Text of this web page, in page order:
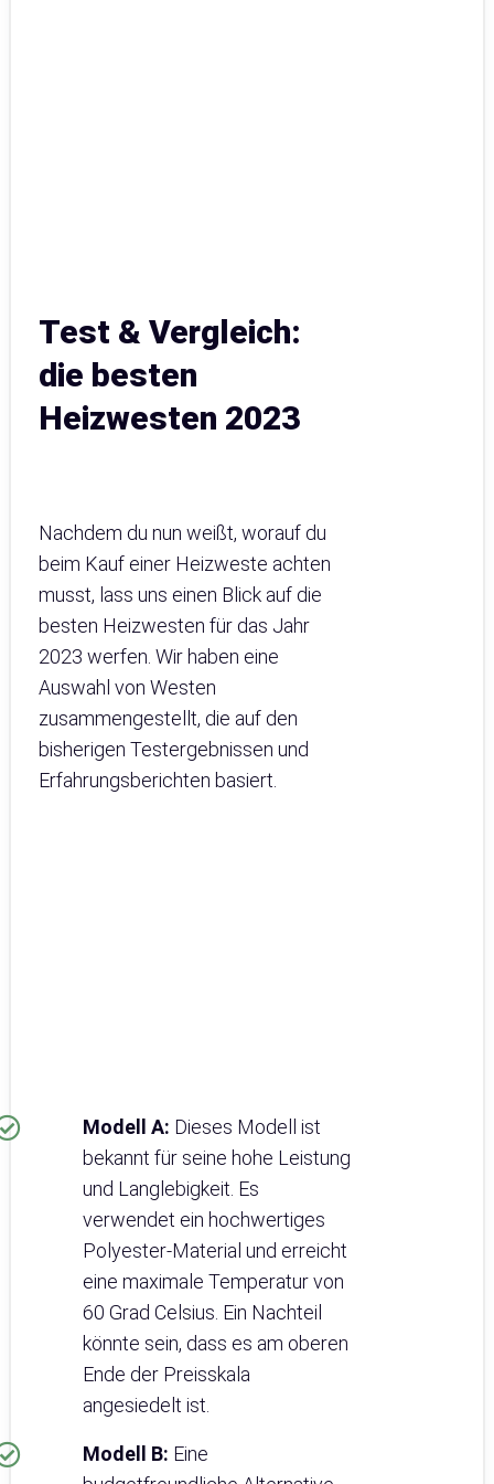
Test & Vergleich:
die besten
Heizwesten 2023
Nachdem du nun weißt, worauf du
beim Kauf einer Heizweste achten
musst, lass uns einen Blick auf die
besten Heizwesten für das Jahr
2023 werfen. Wir haben eine
Auswahl von Westen
zusammengestellt, die auf den
bisherigen Testergebnissen und
Erfahrungsberichten basiert.
Modell A: Dieses Modell ist
bekannt für seine hohe Leistung
und Langlebigkeit. Es
verwendet ein hochwertiges
Polyester-Material und erreicht
eine maximale Temperatur von
60 Grad Celsius. Ein Nachteil
könnte sein, dass es am oberen
Ende der Preisskala
angesiedelt ist.
Modell B: Eine